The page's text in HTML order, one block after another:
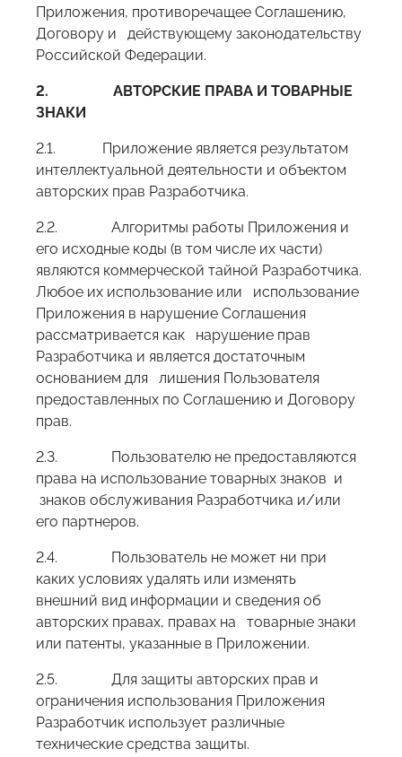
Приложения, противоречащее Соглашению,
Договору и действующему законодательству
Российской Федерации.
2.
АВТОРСКИЕ ПРАВА И ТОВАРНЫЕ
ЗНАКИ
2.1. Приложение является результатом
интеллектуальной деятельности и объектом
авторских прав Разработчика.
2.2. Алгоритмы работы Приложения и
его исходные коды (в том числе их части)
являются коммерческой тайной Разработчика.
Любое их использование или использование
Приложения в нарушение Соглашения
рассматривается как нарушение прав
Разработчика и является достаточным
основанием для лишения Пользователя
предоставленных по Соглашению и Договору
прав.
2.3. Пользователю не предоставляются
права на использование товарных знаков и
знаков обслуживания Разработчика и/или
его партнеров.
2.4. Пользователь не может ни при
каких условиях удалять или изменять
внешний вид информации и сведения об
авторских правах, правах на товарные знаки
или патенты, указанные в Приложении.
2.5. Для защиты авторских прав и
ограничения использования Приложения
Разработчик использует различные
технические средства защиты.